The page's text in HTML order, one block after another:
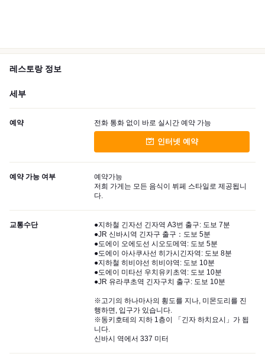
레스토랑 정보
세부
예약 전화 통화 없이 바로 실시간 예약 가능
인터넷 예약
예약 가능 여부
예약가능
저희 가게는 모든 음식이 뷔페 스타일로 제공됩니
다.
교통수단
●지하철 긴자선 긴자역 A3번 출구: 도보 7분
●JR 신바시역 긴자구 출구：도보 5분
●도에이 오에도선 시오도메역: 도보 5분
●도에이 아사쿠사선 히가시긴자역: 도보 8분
●지하철 히비야선 히비야역: 도보 10분
●도에이 미타선 우치유키초역: 도보 10분
●JR 유라쿠초역 긴자구치 출구: 도보 10분
※고기의 하나마사의 횡도를 지나, 미몬도리를 진
행하면, 입구가 있습니다.
※동키호테의 지하 1층이 「긴자 하치요시」가 됩
니다.
신바시 역에서 337 미터